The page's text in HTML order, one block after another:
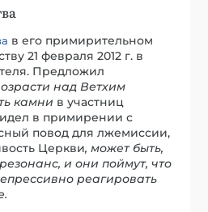
в его примирительном
21 февраля 2012 г. в
Предложил
над Ветхим
камни в участниц
в примирении с
повод для лжемиссии,
Церкви, может быть,
и они поймут, что
реагировать